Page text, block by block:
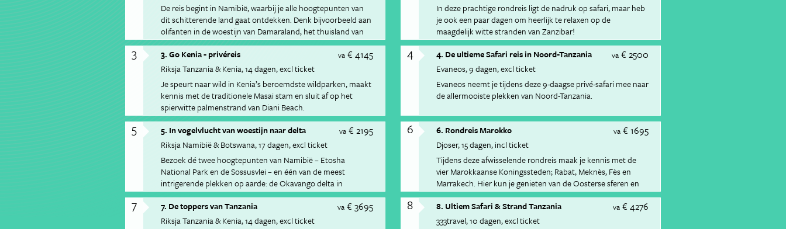
De reis begint in Namibië, waarbij je alle hoogtepunten van
dit schitterende land gaat ontdekken. Denk bijvoorbeeld aan
olifanten in de woestijn van Damaraland, het thuisland van
de Himba bevolking.
In deze prachtige rondreis ligt de nadruk op safari, maar heb
je ook een paar dagen om heerlijk te relaxen op de
maagdelijk witte stranden van Zanzibar!
3 va€ 4145
3. Go Kenia - privéreis
Riksja Tanzania & Kenia 14 dagen excl ticket
Je speurt naar wild in Kenia’s beroemdste wildparken, maakt
kennis met de traditionele Masai stam en sluit af op het
spierwitte palmenstrand van Diani Beach.
4 va € 2500
4. De ultieme Safari reis in Noord-Tanzania
Evaneos 9 dagen excl ticket
Evaneos neemt je tijdens deze 9-daagse privé-safari mee naar
de allermooiste plekken van Noord-Tanzania.
5 va€ 2195
5. In vogelvlucht van woestijn naar delta
Riksja Namibië & Botswana 17 dagen excl ticket
Bezoek dé twee hoogtepunten van Namibië – Etosha
National Park en de Sossusvlei – en één van de meest
intrigerende plekken op aarde: de Okavango delta in
Botswana.
6 va € 1695
6. Rondreis Marokko
Djoser 15 dagen incl ticket
Tijdens deze afwisselende rondreis maak je kennis met de
vier Marokkaanse Koningssteden; Rabat, Meknès, Fès en
Marrakech. Hier kun je genieten van de Oosterse sferen en
ambachten in de medina’s.
7 va€ 3695
7. De toppers van Tanzania
Riksja Tanzania & Kenia 14 dagen excl ticket
8 va € 4276
8. Ultiem Safari & Strand Tanzania
333travel 10 dagen excl ticket